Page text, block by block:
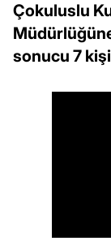
Çokuluslu
sonucu 7